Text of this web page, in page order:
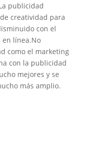
publicidad
creatividad para
con el
en línea.No
como el marketing
con la publicidad
mejores y se
más amplio.